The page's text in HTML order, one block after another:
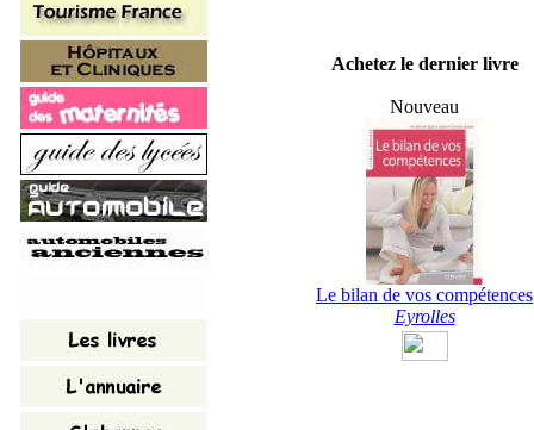
Achetez le dernier livre
Nouveau
Le bilan de vos compétences
Eyrolles